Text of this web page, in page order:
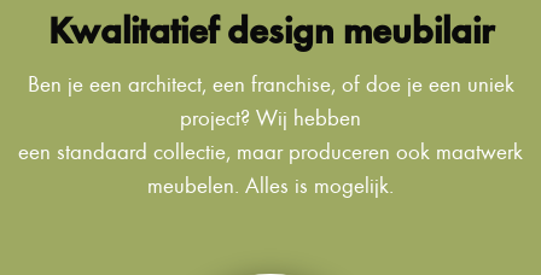
Kwalitatief design meubilair
Ben je een architect, een franchise, of doe je een uniek
project? Wij hebben
een standaard collectie, maar produceren ook maatwerk
meubelen. Alles is mogelijk.